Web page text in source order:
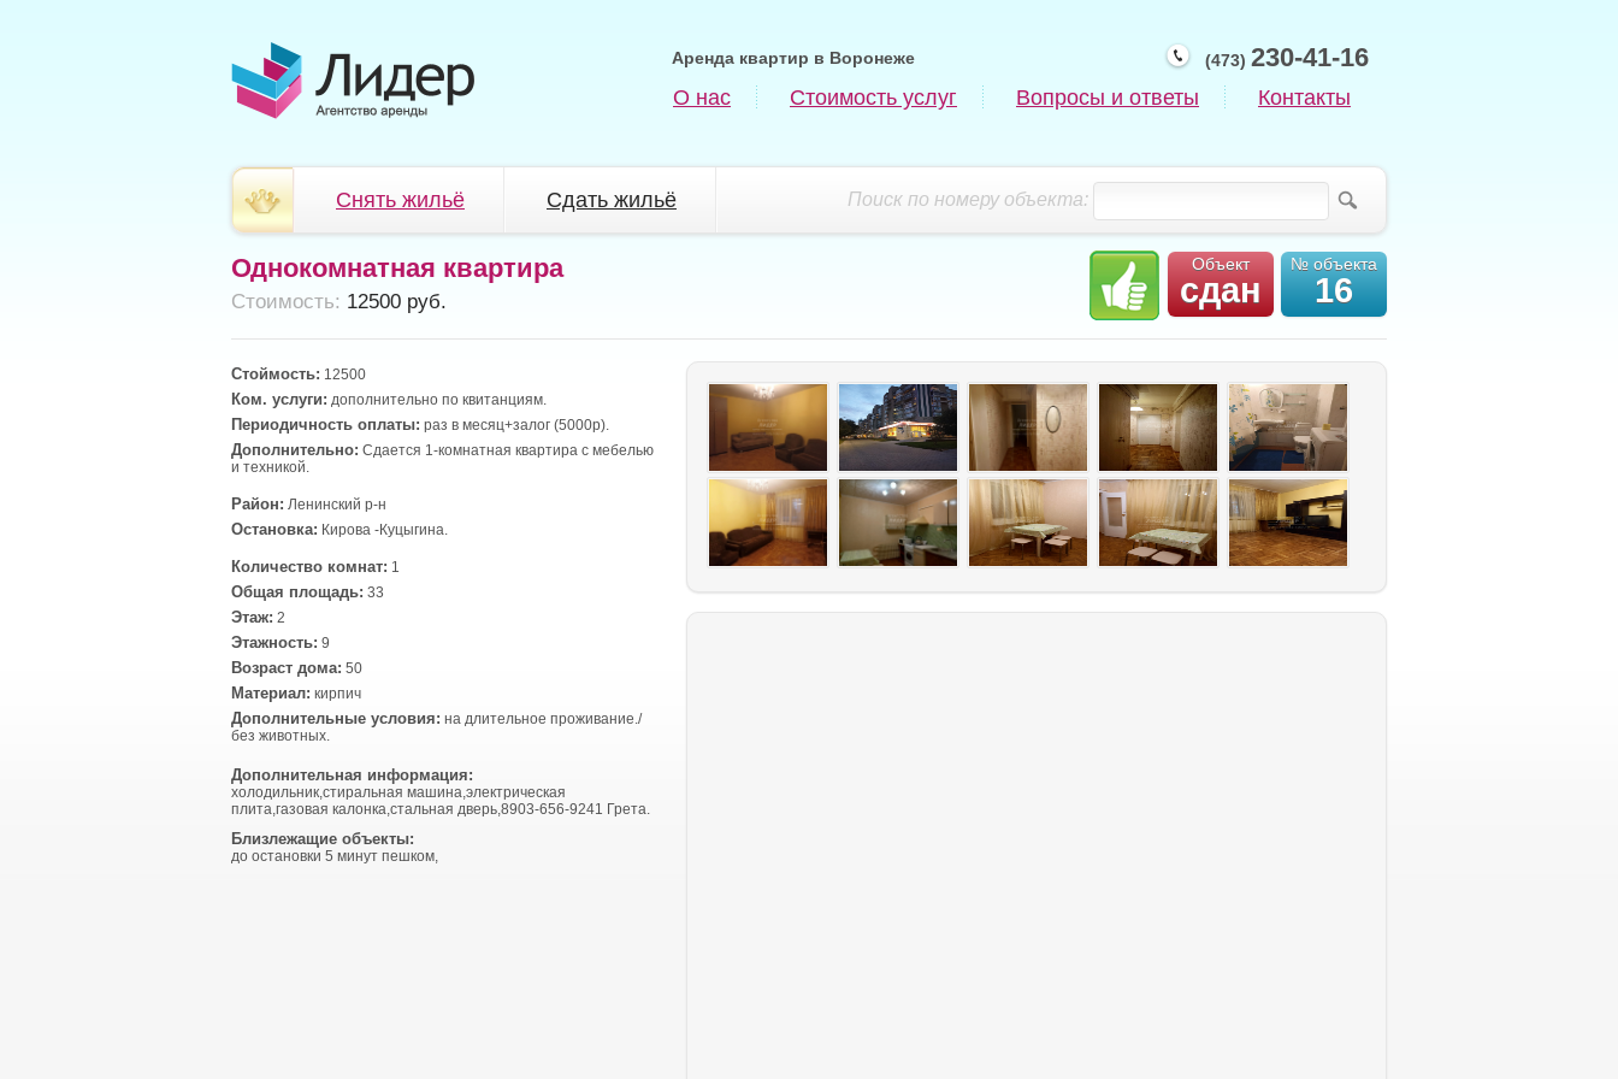
(473) 230-41-16
Аренда квартир в Воронеже
О нас Стоимость услуг Вопросы и ответы Контакты
Поиск по номеру объекта:
Снять жильё Сдать жильё
Объект
сдан
№ объекта
16
Однокомнатная квартира
Cтоимость: 12500 руб.
Стоймость: 12500
Ком. услуги: дополнительно по квитанциям.
Периодичность оплаты: раз в месяц+залог (5000р).
Дополнительно: Сдается 1-комнатная квартира с мебелью
и техникой.
Район: Ленинский р-н
Остановка: Кирова -Куцыгина.
Количество комнат: 1
Общая площадь: 33
Этаж: 2
Этажность: 9
Возраст дома: 50
Материал: кирпич
Дополнительные условия: на длительное проживание./
без животных.
Дополнительная информация:
холодильник,стиральная машина,электрическая
плита,газовая калонка,стальная дверь,8903-656-9241 Грета.
Близлежащие объекты:
до остановки 5 минут пешком,